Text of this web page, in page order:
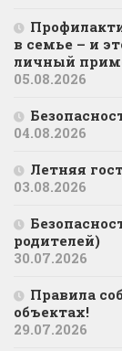
в семье – и
личный
05.08.2026
04.08.2026
Летняя
03.08.2026
родителей)
30.07.2026
Правила
объектах!
29.07.2026